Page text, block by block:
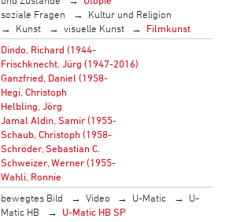
soziale Fragen
Kultur und Religion
Kunst
visuelle Kunst
Filmkunst
Dindo, Richard (1944-
Frischknecht, Jürg (1947-2016)
Ganzfried, Daniel (1958-
Hegi, Christoph
Helbling, Jörg
Jamal Aldin, Samir (1955-
Schaub, Christoph (1958-
Schröder, Sebastian C.
Schweizer, Werner (1955-
Wahli, Ronnie
bewegtes Bild Video U-Matic
U-
Matic HB
U-Matic HB SP